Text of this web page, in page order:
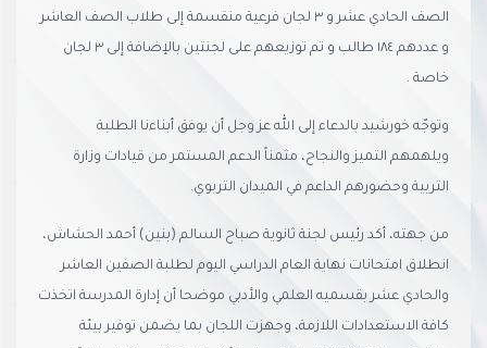
الصف الحادي عشر و ٣ لجان فرعية منقسمة إلى طلاب الصف العاشر
و عددهم ١٨٤ طالب و تم توزيعهم على لجنتين بالإضافة إلى ٣ لجان
خاصة .
وتوجّه خورشيد بالدعاء إلى الله عز وجل أن يوفق أبناءنا الطلبة
ويلهمهم التميز والنجاح، مثمناً الدعم المستمر من قيادات وزارة
التربية وحضورهم الداعم في الميدان التربوي.
من جهته، أكد رئيس لجنة ثانوية صباح السالم (بنين) أحمد الحشاش،
انطلاق امتحانات نهاية العام الدراسي اليوم لطلبة الصفين العاشر
والحادي عشر بقسميه العلمي والأدبي موضحا أن إدارة المدرسة اتخذت
كافة الاستعدادات اللازمة، وجهزت اللجان بما يضمن توفير بيئة